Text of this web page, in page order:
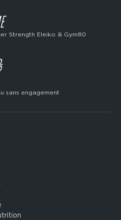
Strength Eleiko & Gym80
sans engagement